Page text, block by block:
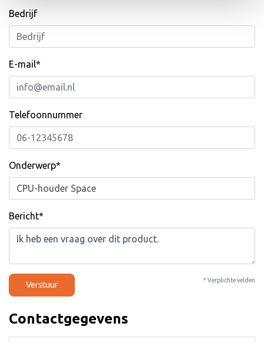
Bedrijf
E-mail*
Telefoonnummer
Onderwerp*
Bericht*
Verstuur * Verplichte velden
Contactgegevens